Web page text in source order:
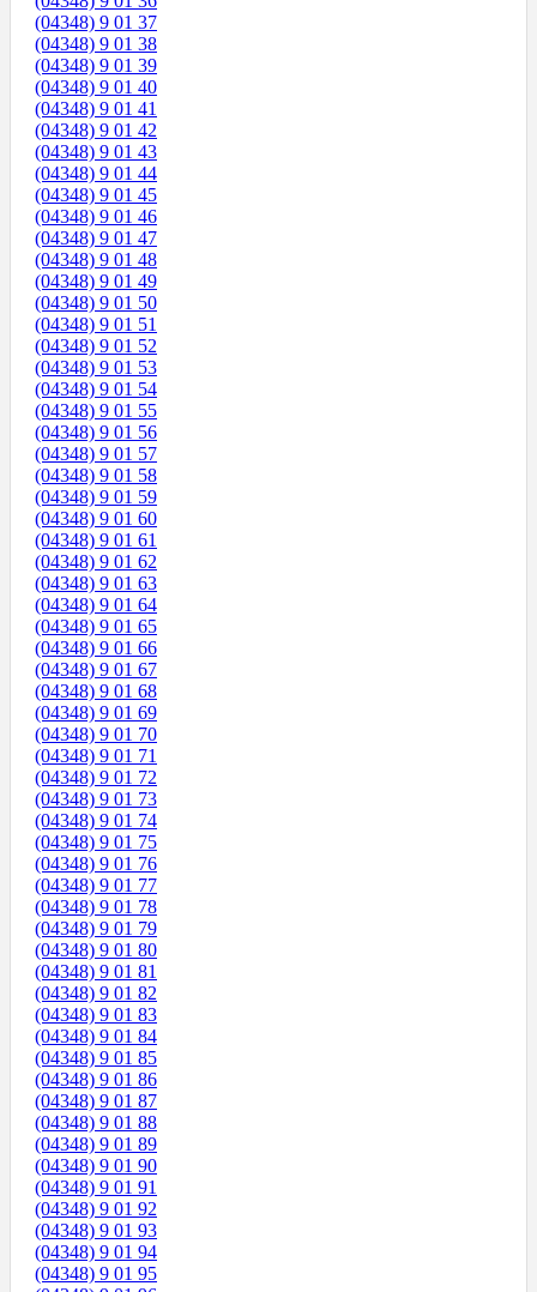
(04348) 9 01 37
(04348) 9 01 38
(04348) 9 01 39
(04348) 9 01 40
(04348) 9 01 41
(04348) 9 01 42
(04348) 9 01 43
(04348) 9 01 44
(04348) 9 01 45
(04348) 9 01 46
(04348) 9 01 47
(04348) 9 01 48
(04348) 9 01 49
(04348) 9 01 50
(04348) 9 01 51
(04348) 9 01 52
(04348) 9 01 53
(04348) 9 01 54
(04348) 9 01 55
(04348) 9 01 56
(04348) 9 01 57
(04348) 9 01 58
(04348) 9 01 59
(04348) 9 01 60
(04348) 9 01 61
(04348) 9 01 62
(04348) 9 01 63
(04348) 9 01 64
(04348) 9 01 65
(04348) 9 01 66
(04348) 9 01 67
(04348) 9 01 68
(04348) 9 01 69
(04348) 9 01 70
(04348) 9 01 71
(04348) 9 01 72
(04348) 9 01 73
(04348) 9 01 74
(04348) 9 01 75
(04348) 9 01 76
(04348) 9 01 77
(04348) 9 01 78
(04348) 9 01 79
(04348) 9 01 80
(04348) 9 01 81
(04348) 9 01 82
(04348) 9 01 83
(04348) 9 01 84
(04348) 9 01 85
(04348) 9 01 86
(04348) 9 01 87
(04348) 9 01 88
(04348) 9 01 89
(04348) 9 01 90
(04348) 9 01 91
(04348) 9 01 92
(04348) 9 01 93
(04348) 9 01 94
(04348) 9 01 95